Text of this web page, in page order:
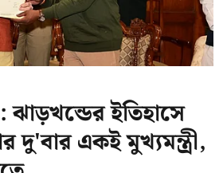
ইতিহাসে
একই মুখ্যমন্ত্রী,